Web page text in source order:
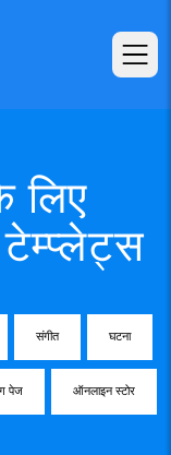
टेम्प्लेट्स
संगीत घटना
पेज ऑनलाइन स्टोर